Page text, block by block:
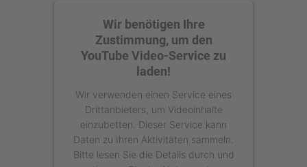
Wir benötigen Ihre
Zustimmung, um den
YouTube Video-Service zu
laden!
Wir verwenden einen Service eines
Drittanbieters, um Videoinhalte
einzubetten. Dieser Service kann
Daten zu Ihren Aktivitäten sammeln.
Bitte lesen Sie die Details durch und